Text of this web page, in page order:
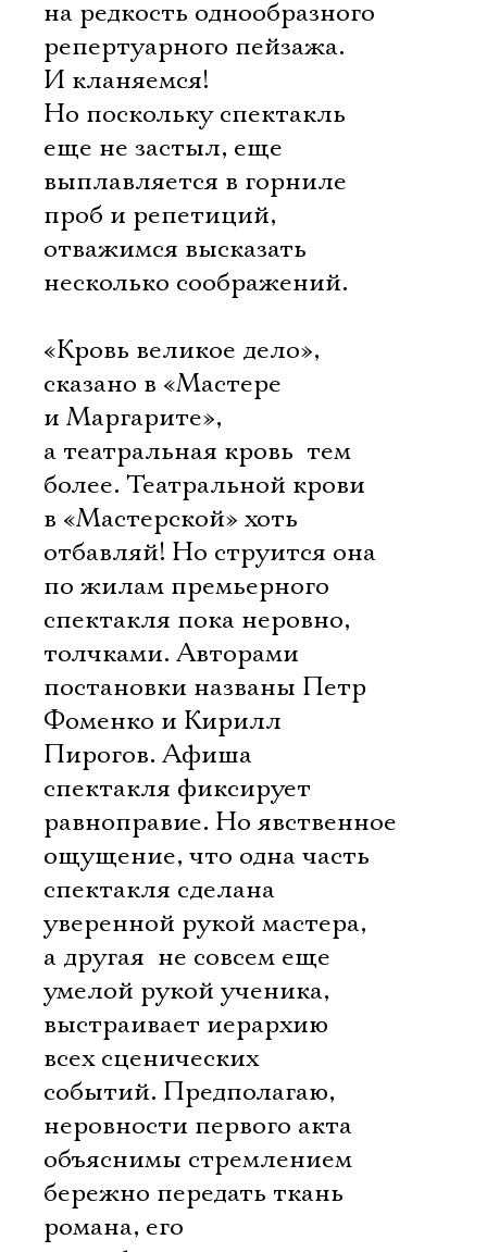
на редкость однообразного
репертуарного пейзажа.
И кланяемся!
Но поскольку спектакль
еще не застыл, еще
выплавляется в горниле
проб и репетиций,
отважимся высказать
несколько соображений.
«Кровь великое дело», 
сказано в «Мастере
и Маргарите»,
а театральная кровь  тем
более. Театральной крови
в «Мастерской» хоть
отбавляй! Но струится она
по жилам премьерного
спектакля пока неровно,
толчками. Авторами
постановки названы Петр
Фоменко и Кирилл
Пирогов. Афиша
спектакля фиксирует
равноправие. Но явственное
ощущение, что одна часть
спектакля сделана
уверенной рукой мастера,
а другая  не совсем еще
умелой рукой ученика,
выстраивает иерархию
всех сценических
событий. Предполагаю,
неровности первого акта
объяснимы стремлением
бережно передать ткань
романа, его